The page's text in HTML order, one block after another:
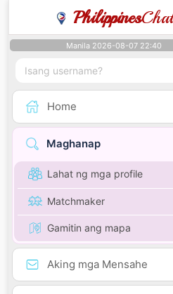
PhilippinesChat
Manila 2026-08-07 22:40
Home
Maghanap
Lahat ng mga profile
Matchmaker
Gamitin ang mapa
Aking mga Mensahe